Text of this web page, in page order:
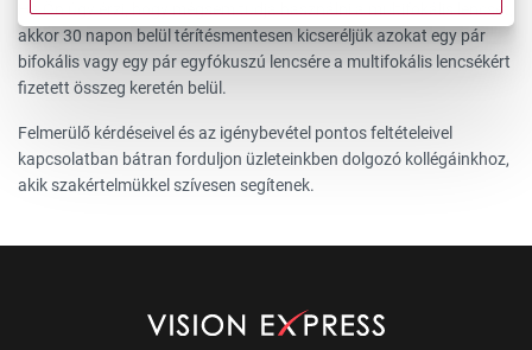
Ha Ön úgy érzi, hogy mégsem tudja használni a multifokális lencsét,
akkor 30 napon belül térítésmentesen kicseréljük azokat egy pár
bifokális vagy egy pár egyfókuszú lencsére a multifokális lencsékért
fizetett összeg keretén belül.
Felmerülő kérdéseivel és az igénybevétel pontos feltételeivel
kapcsolatban bátran forduljon üzleteinkben dolgozó kollégáinkhoz,
akik szakértelmükkel szívesen segítenek.